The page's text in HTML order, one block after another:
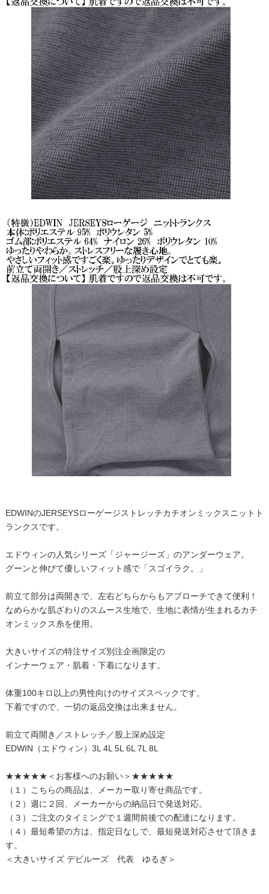
EDWINのJERSEYSローゲージストレッチカチオンミックスニットト
ランクスです。
エドウィンの人気シリーズ「ジャージーズ」のアンダーウェア。
グーンと伸びて優しいフィット感で「スゴイラク。」
前立て部分は両開きで、左右どちらからもアプローチできて便利！
なめらかな肌ざわりのスムース生地で、生地に表情が生まれるカチ
オンミックス糸を使用。
大きいサイズの特注サイズ別注企画限定の
インナーウェア・肌着・下着になります。
体重100キロ以上の男性向けのサイズスペックです。
下着ですので、一切の返品交換は出来ません。
前立て両開き／ストレッチ／股上深め設定
EDWIN（エドウィン）3L 4L 5L 6L 7L 8L
★★★★★＜お客様へのお願い＞★★★★★
（１）こちらの商品は、メーカー取り寄せ商品です。
（２）週に２回、メーカーからの納品日で発送対応。
（３）ご注文のタイミングで１週間前後での配達になります。
（４）最短希望の方は、指定日なしで、最短発送対応させて頂きま
す。
＜大きいサイズ デビルーズ 代表 ゆるぎ＞